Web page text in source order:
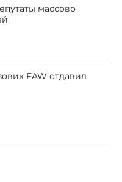
массово
FAW отдавил